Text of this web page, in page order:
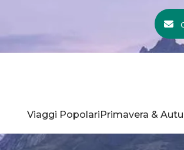
Viaggi PopolariPrimavera &